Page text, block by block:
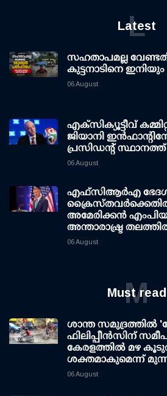
Latest
L
സഹതാപമല്ല
കുട്ടനാടിനെ
06 August
എക്സിക്യൂട്ടീവ്
ജിയാനി
പ്രസിഡന്റ് സ്ഥാനത്ത്
06 August
എഫ്‌സി‌ആര്‍‌എ
അമേരിക്കൻ
അന്താരാഷ്ട്ര
06 August
Must read
M
ശാന്ത
ഫിലിപ്പീന്‍സിന്
കേരളത്തില്‍ മഴ
ശക്തമാകുമെന്ന്
06 August